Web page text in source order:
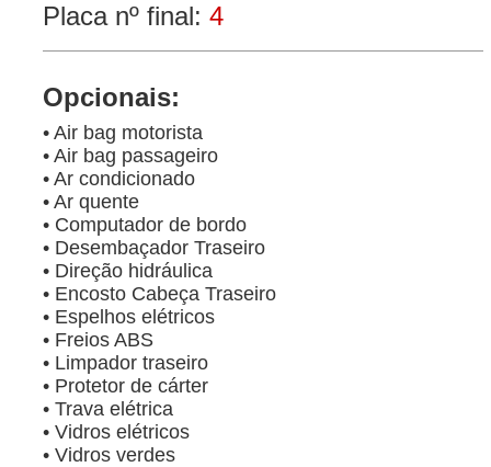
Placa nº final: 4
Opcionais:
• Air bag motorista
• Air bag passageiro
• Ar condicionado
• Ar quente
• Computador de bordo
• Desembaçador Traseiro
• Direção hidráulica
• Encosto Cabeça Traseiro
• Espelhos elétricos
• Freios ABS
• Limpador traseiro
• Protetor de cárter
• Trava elétrica
• Vidros elétricos
• Vidros verdes